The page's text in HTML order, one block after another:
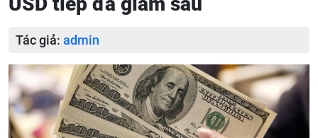
Tác giả: admin